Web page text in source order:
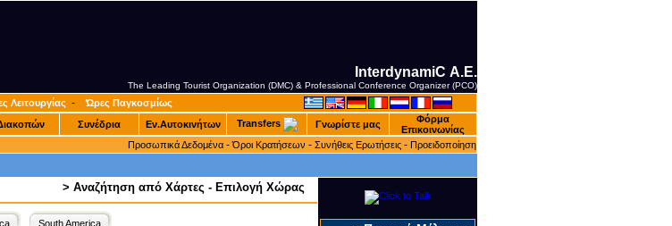
InterdynamiC Α.Ε.
The Leading Tourist Organization (DMC) & Professional Conference Organizer (PCO)
Λειτουργίας -Ώρες Παγκοσμίως
Συνέδρια Εν.Αυτοκινήτων Transfers Γνωρίστε μας
Φόρμα
Επικοινωνίας
Προσωπικά Δεδομένα -Όροι Κρατήσεων - Συνήθεις Ερωτήσεις - Προειδοποίηση
> Αναζήτηση από Χάρτες - Επιλογή Χώρας
South America